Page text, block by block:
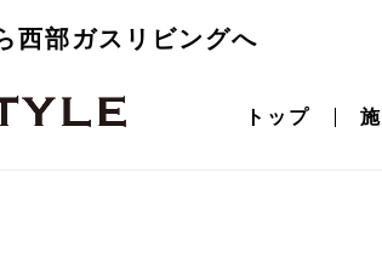
西部ガスリビングへ
トップ